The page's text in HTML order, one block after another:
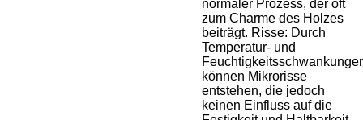
normaler Prozess, der oft
zum Charme des Holzes
beiträgt. Risse: Durch
Temperatur- und
können Mikrorisse
entstehen, die jedoch
keinen Einfluss auf die